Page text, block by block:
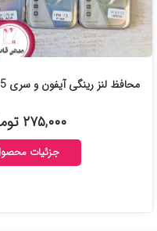
محافظ لنز رینگی آیفون و سری 5 سامسونگ کد-۶۷۲۰۳
۲۷۵,۰۰۰ تومان
جزئیات